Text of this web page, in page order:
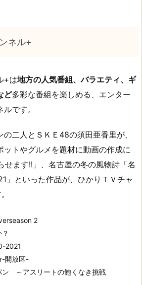
ネル+
+は地方の人気番組、バラエティ、ギ
ど多彩な番組を楽しめる、エンター
です。
二人とＳＫＥ48の須田亜香里が、
ットやグルメを題材に動画の作成に
せます!!」、名古屋の冬の風物詩「名
」といった作品が、ひかりＴＶチャ
2
2021
-開放区-
ン ～アスリートの飽くなき挑戦